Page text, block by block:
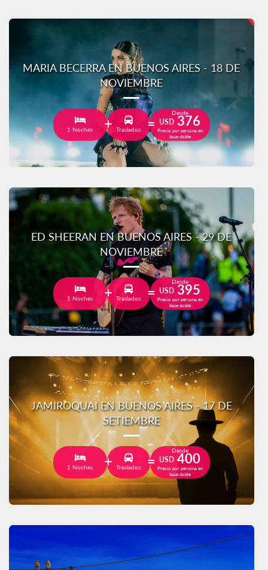
MARIA BECERRA EN BUENOS AIRES - 18 DE
NOVIEMBRE
1 Noches Traslados
Desde
USD 376
Precio por persona en
base doble
ED SHEERAN EN BUENOS AIRES - 29 DE
NOVIEMBRE
1 Noches Traslados
Desde
USD 395
Precio por persona en
base doble
JAMIROQUAI EN BUENOS AIRES - 17 DE
SETIEMBRE
1 Noches Traslados
Desde
USD 400
Precio por persona en
base doble